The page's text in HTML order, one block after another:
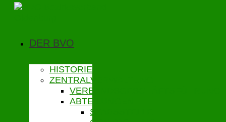
DER BVO
HISTORIE
ZENTRALVERWALTUNG
VERBANDSGESCHÄFTSFÜHRUNG
ABTEILUNGEN
STABSSTELLE